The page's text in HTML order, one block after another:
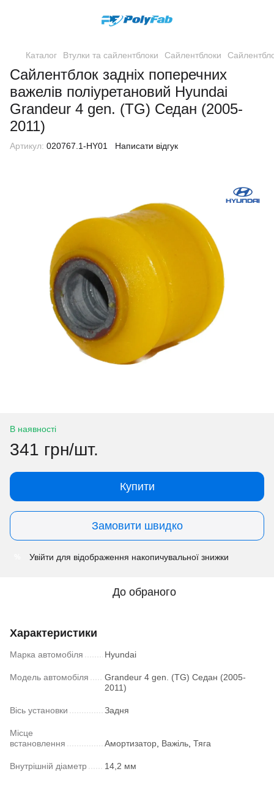
Каталог Втулки та сайлентблоки Сайлентблоки
Сайлентблок задніх поперечних
важелів поліуретановий Hyundai
Grandeur 4 gen. (TG) Седан (2005-
2011)
Артикул: 020767.1-HY01 Написати відгук
В наявності
341 грн/шт.
Купити
Замовити швидко
Увійти для відображення накопичувальної знижки
До обраного
Характеристики
Марка автомобіля Hyundai
Модель автомобіля
Grandeur 4 gen. (TG) Седан (2005-
2011)
Вісь установки Задня
Місце
встановлення
Амортизатор, Важіль, Тяга
Внутрішній діаметр 14,2 мм